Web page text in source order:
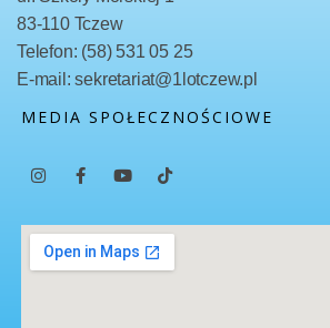
83-110 Tczew
Telefon: (58) 531 05 25
E-mail: sekretariat@1lotczew.pl
MEDIA SPOŁECZNOŚCIOWE